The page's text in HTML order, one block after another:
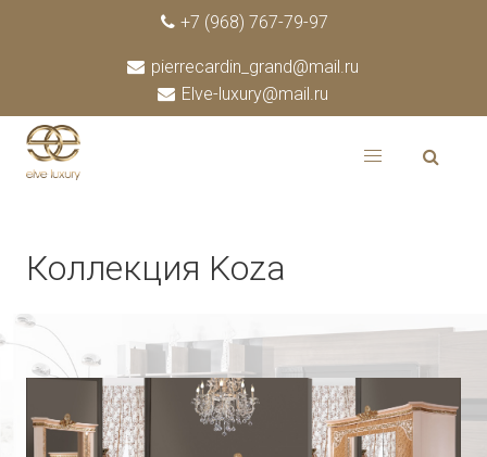
+7 (968) 767-79-97
pierrecardin_grand@mail.ru
Elve-luxury@mail.ru
Коллекция Koza